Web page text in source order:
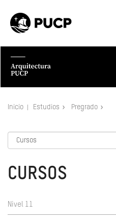
Inicio Estudios Pregrado
CURSOS
Nivel 11